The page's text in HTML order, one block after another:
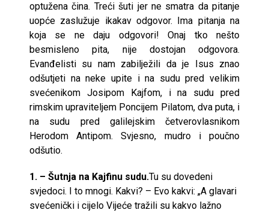
optužena čina. Treći šuti jer ne smatra da pitanje
uopće zaslužuje ikakav odgovor. Ima pitanja na
koja se ne daju odgovori! Onaj tko nešto
besmisleno pita, nije dostojan odgovora.
Evanđelisti su nam zabilježili da je Isus znao
odšutjeti na neke upite i na sudu pred velikim
svećenikom Josipom Kajfom, i na sudu pred
rimskim upraviteljem Poncijem Pilatom, dva puta, i
na sudu pred galilejskim četverovlasnikom
Herodom Antipom. Svjesno, mudro i poučno
odšutio.
1. – Šutnja na Kajfinu sudu.Tu su dovedeni
svjedoci. I to mnogi. Kakvi? – Evo kakvi: „A glavari
svećenički i cijelo Vijeće tražili su kakvo lažno